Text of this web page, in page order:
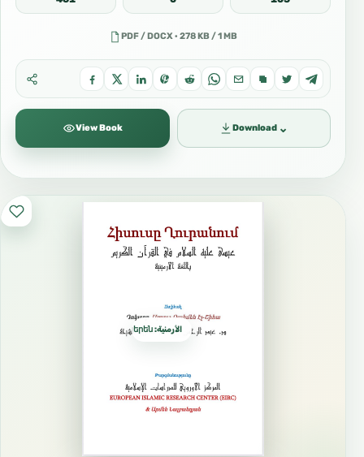
PDF / DOCX · 278 KB / 1 MB
View Book Download ⌄
الأرمنية: հայերեն